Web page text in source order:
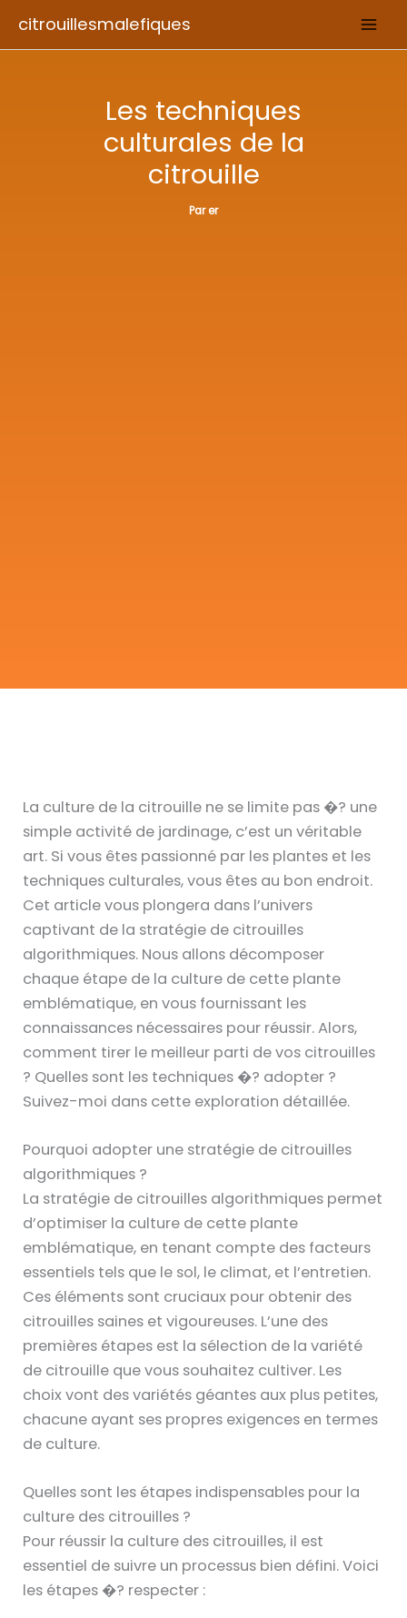
citrouillesmalefiques
Les techniques
culturales de la
citrouille
Parer
La culture de la citrouille ne se limite pas �? une
simple activité de jardinage, c’est un véritable
art. Si vous êtes passionné par les plantes et les
techniques culturales, vous êtes au bon endroit.
Cet article vous plongera dans l’univers
captivant de la stratégie de citrouilles
algorithmiques. Nous allons décomposer
chaque étape de la culture de cette plante
emblématique, en vous fournissant les
connaissances nécessaires pour réussir. Alors,
comment tirer le meilleur parti de vos citrouilles
? Quelles sont les techniques �? adopter ?
Suivez-moi dans cette exploration détaillée.
Pourquoi adopter une stratégie de citrouilles
algorithmiques ?
La stratégie de citrouilles algorithmiques permet
d’optimiser la culture de cette plante
emblématique, en tenant compte des facteurs
essentiels tels que le sol, le climat, et l’entretien.
Ces éléments sont cruciaux pour obtenir des
citrouilles saines et vigoureuses. L’une des
premières étapes est la sélection de la variété
de citrouille que vous souhaitez cultiver. Les
choix vont des variétés géantes aux plus petites,
chacune ayant ses propres exigences en termes
de culture.
Quelles sont les étapes indispensables pour la
culture des citrouilles ?
Pour réussir la culture des citrouilles, il est
essentiel de suivre un processus bien défini. Voici
les étapes �? respecter :